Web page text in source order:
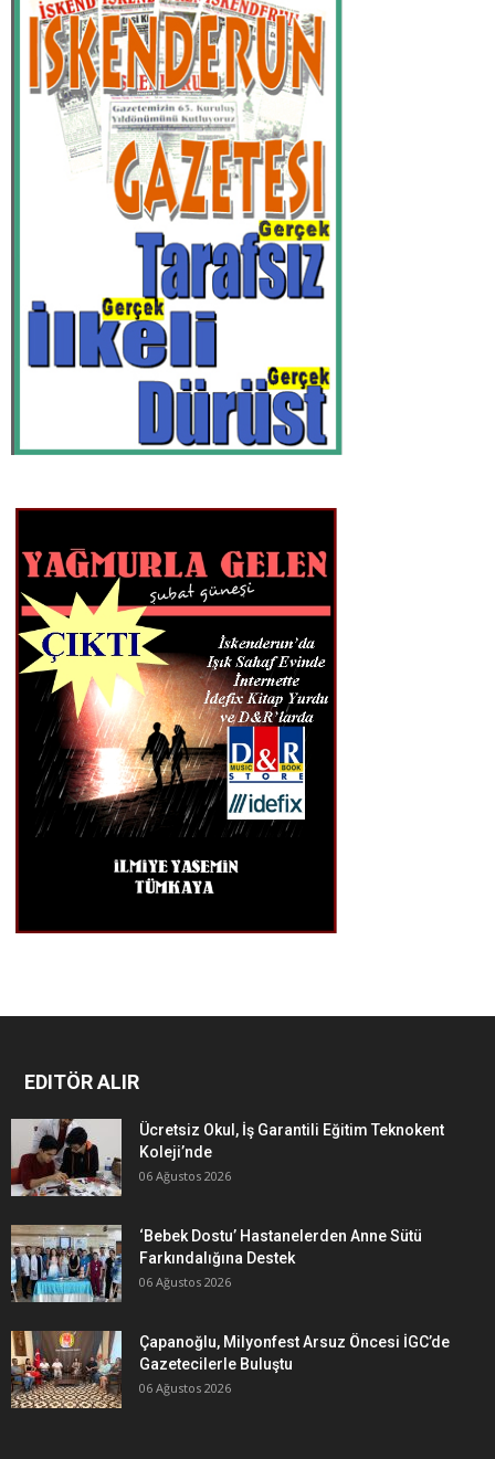
EDITÖR ALIR
Ücretsiz Okul, İş Garantili Eğitim Teknokent
Koleji’nde
06 Ağustos 2026
‘Bebek Dostu’ Hastanelerden Anne Sütü
Farkındalığına Destek
06 Ağustos 2026
Çapanoğlu, Milyonfest Arsuz Öncesi İGC’de
Gazetecilerle Buluştu
06 Ağustos 2026